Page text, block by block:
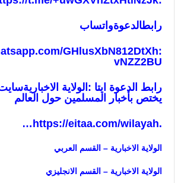
رابطالدعوةواتساب
:
GHlusXbN812DtXh
vNZZ2BU
رابط الدعوة ايتا :الولاية
يختص بأخبار المسلمين حول العالم
.
https://eitaa.com/wilayah
…
الولاية الاخبارية – القسم العربي
الولاية الاخبارية – القسم الانجليزي